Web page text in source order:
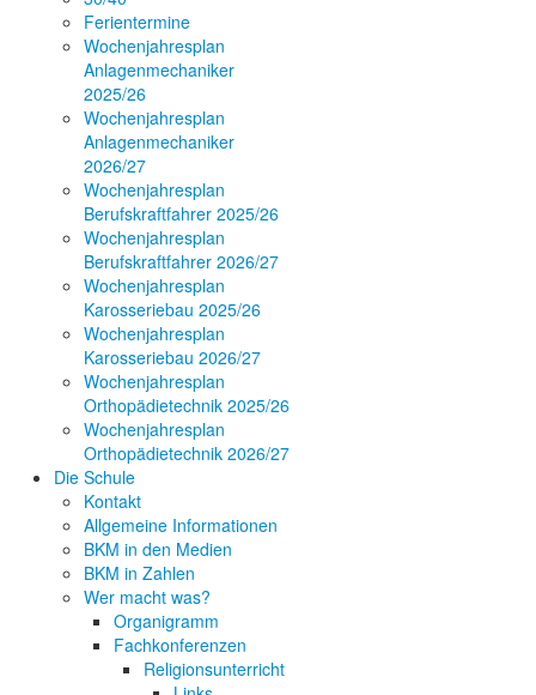
Ferientermine
Wochenjahresplan
Anlagenmechaniker
2025/26
Wochenjahresplan
Anlagenmechaniker
2026/27
Wochenjahresplan
Berufskraftfahrer 2025/26
Wochenjahresplan
Berufskraftfahrer 2026/27
Wochenjahresplan
Karosseriebau 2025/26
Wochenjahresplan
Karosseriebau 2026/27
Wochenjahresplan
Orthopädietechnik 2025/26
Wochenjahresplan
Orthopädietechnik 2026/27
Die Schule
Kontakt
Allgemeine Informationen
BKM in den Medien
BKM in Zahlen
Wer macht was?
Organigramm
Fachkonferenzen
Religionsunterricht